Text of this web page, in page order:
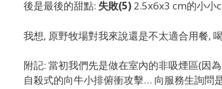
後是最後的甜點: 失敗(5) 2.5x6x3 cm的小小
我想, 原野牧場對我來說還是不太適合用餐,
附記: 當初我們先是做在室內的非吸煙區(因
自殺式的向牛小排俯衝攻擊… 向服務生詢問